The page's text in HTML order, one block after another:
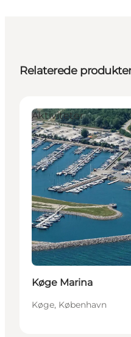
Relaterede
Aktiviteter
Køge Marina
Køge, København